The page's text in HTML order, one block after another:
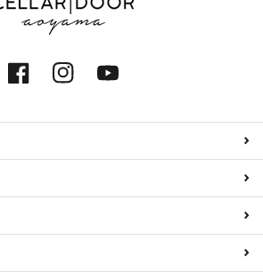
FacebookInstagramYouTube